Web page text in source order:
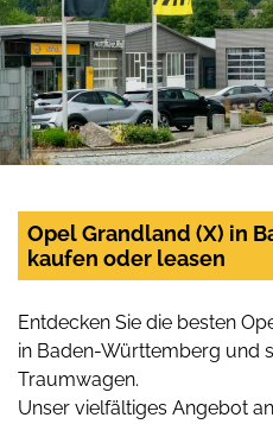
Opel Grandland (X) in
kaufen oder leasen
Entdecken Sie die besten
in Baden-Württemberg und
Traumwagen.
Unser vielfältiges Angebot